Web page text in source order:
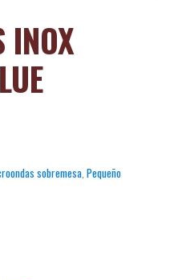
INOX
sobremesa Pequeño